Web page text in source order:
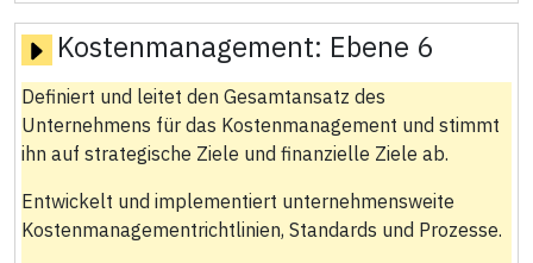
Kostenmanagement: Ebene 6
Definiert und leitet den Gesamtansatz des
Unternehmens für das Kostenmanagement und stimmt
ihn auf strategische Ziele und finanzielle Ziele ab.
Entwickelt und implementiert unternehmensweite
Kostenmanagementrichtlinien, Standards und Prozesse.